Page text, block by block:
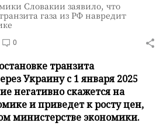
Словакии заявило, что
газа из РФ навредит
0
транзита
Украину с 1 января 2025
негативно скажется на
и приведет к росту цен,
министерстве экономики.